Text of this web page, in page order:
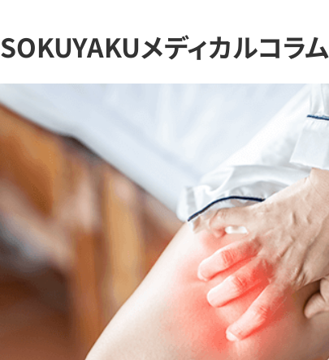
SOKUYAKUメディカルコラム